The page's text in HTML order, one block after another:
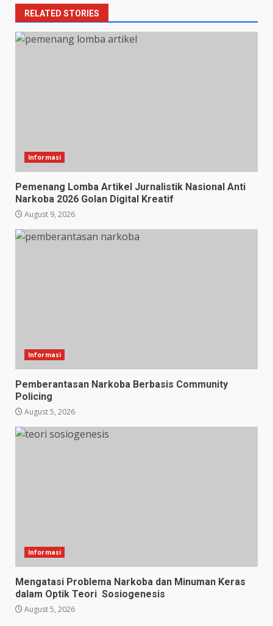
RELATED STORIES
Informasi
Pemenang Lomba Artikel Jurnalistik Nasional Anti
Narkoba 2026 Golan Digital Kreatif
August 9, 2026
Informasi
Pemberantasan Narkoba Berbasis Community
Policing
August 5, 2026
Informasi
Mengatasi Problema Narkoba dan Minuman Keras
dalam Optik Teori Sosiogenesis
August 5, 2026